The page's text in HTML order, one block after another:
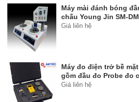
Máy mài đánh bóng
chấu Young Jin SM-DM
Giá liên hệ
Máy đo điện trở bề mặt
gồm đầu đo Probe đo
Giá liên hệ